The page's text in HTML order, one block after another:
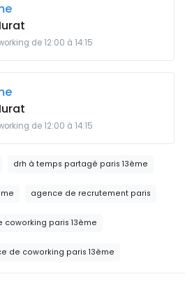
de 12:00 à 14:15
de 12:00 à 14:15
drh à temps partagé paris 13ème
agence de recrutement paris
coworking paris 13ème
de coworking paris 13ème